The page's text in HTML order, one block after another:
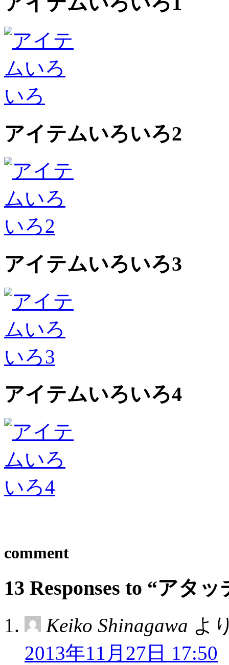
アイテムいろいろ2
アイテムいろいろ3
アイテムいろいろ4
comment
13 Responses to “アタ
Keiko Shinagawa よ
2013年11月27日 17:50